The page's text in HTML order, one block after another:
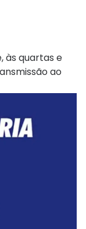
às quartas e
ao